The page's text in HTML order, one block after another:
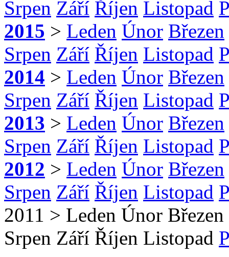
Srpen Září Říjen Listopad
2015 > Leden Únor Březen
Srpen Září Říjen Listopad
2014 > Leden Únor Březen
Srpen Září Říjen Listopad
2013 > Leden Únor Březen
Srpen Září Říjen Listopad
2012 > Leden Únor Březen
Srpen Září Říjen Listopad
2011 > Leden Únor Březen
Srpen Září Říjen Listopad